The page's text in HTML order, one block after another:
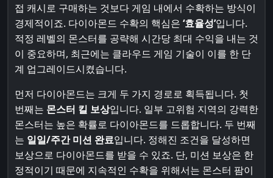
접 캐시로 구매하는 것보다 게임 내에서 수확하는 방식이
경제적이죠. 다이아몬드 수확의 핵심은 ‘효율성’입니다.
적정 레벨의 몬스터를 공략해 시간당 최대 수익을 내는 것
이 중요하며, 최근에는 클라우드 게임 기술이 이를 한 단
계 업그레이드시켰습니다.
먼저 다이아몬드는 크게 두 가지 경로로 획득됩니다. 첫
번째는 몬스터 킬 보상입니다. 일부 고위험 지역의 강력한
몬스터는 높은 확률로 다이아몬드를 드롭합니다. 두 번째
는 일일/주간 미션 완료입니다. 정해진 조건을 달성하면
보상으로 다이아몬드를 받을 수 있죠. 단, 미션 보상은 한
정적이기 때문에 지속적인 수확을 위해서는 몬스터 팜이